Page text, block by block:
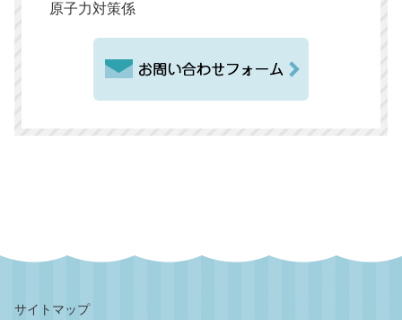
原子力対策係
サイトマップ